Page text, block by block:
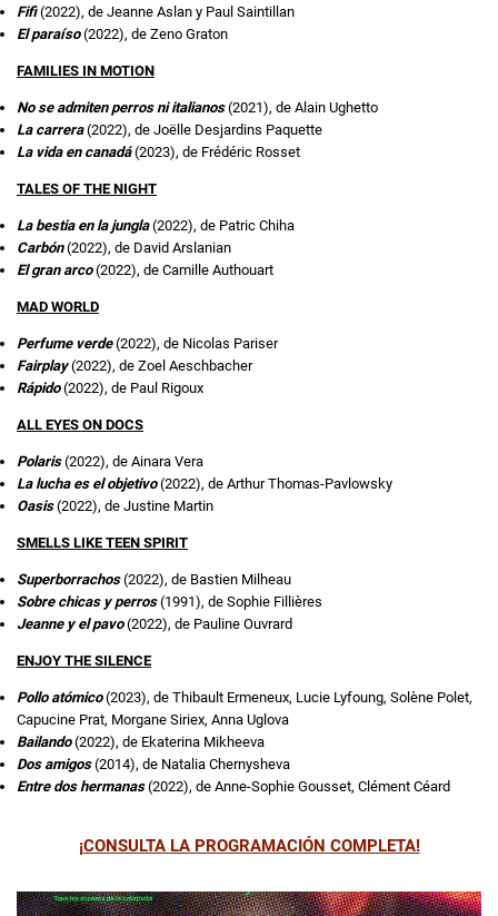
Fifi(2022), de Jeanne Aslan y Paul Saintillan
El paraíso(2022), de Zeno Graton
FAMILIES IN MOTION
No se admiten perros ni italianos(2021), de Alain Ughetto
La carrera(2022), de Joëlle Desjardins Paquette
La vida en canadá(2023), de Frédéric Rosset
TALES OF THE NIGHT
La bestia en la jungla(2022), de Patric Chiha
Carbón(2022), de David Arslanian
El gran arco(2022), de Camille Authouart
MAD WORLD
Perfume verde(2022), de Nicolas Pariser
Fairplay(2022), de Zoel Aeschbacher
Rápido(2022), de Paul Rigoux
ALL EYES ON DOCS
Polaris(2022), de Ainara Vera
La lucha es el objetivo(2022), de Arthur Thomas-Pavlowsky
Oasis(2022), de Justine Martin
SMELLS LIKE TEEN SPIRIT
Superborrachos(2022), de Bastien Milheau
Sobre chicas y perros(1991), de Sophie Fillières
Jeanne y el pavo(2022), de Pauline Ouvrard
ENJOY THE SILENCE
Pollo atómico(2023), de Thibault Ermeneux, Lucie Lyfoung, Solène Polet,
Capucine Prat, Morgane Siriex, Anna Uglova
Bailando(2022), de Ekaterina Mikheeva
Dos amigos(2014), de Natalia Chernysheva
Entre dos hermanas(2022), de Anne-Sophie Gousset, Clément Céard
¡CONSULTA LA PROGRAMACIÓN COMPLETA!